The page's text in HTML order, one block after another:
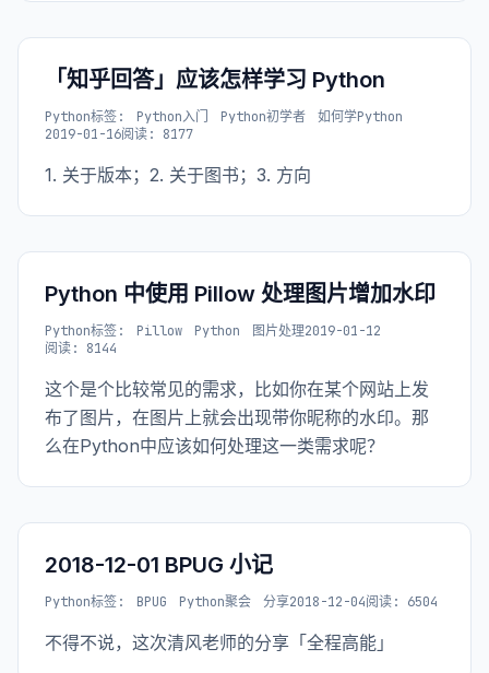
「知乎回答」应该怎样学习 Python
Python标签: Python入门 Python初学者
如何学Python
2019-01-16阅读: 8177
1. 关于版本；2. 关于图书；3. 方向
Python 中使用 Pillow 处理图片增加水印
Python标签: Pillow Python 图片处理2019-01-12
阅读: 8144
这个是个比较常见的需求，比如你在某个网站上发
布了图片，在图片上就会出现带你昵称的水印。那
么在Python中应该如何处理这一类需求呢？
2018-12-01 BPUG 小记
Python标签: BPUG Python聚会 分享2018-12-04阅读: 6504
不得不说，这次清风老师的分享「全程高能」